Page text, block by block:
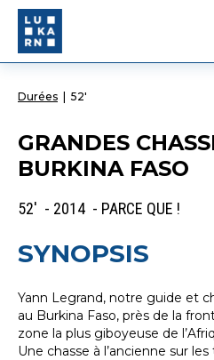
Durées 52'
GRANDES
BURKINA FASO
52' - 2014 - PARCE QUE !
SYNOPSIS
Yann Legrand, notre guide et
au Burkina Faso, près de la
zone la plus giboyeuse de
Une chasse à l’ancienne sur